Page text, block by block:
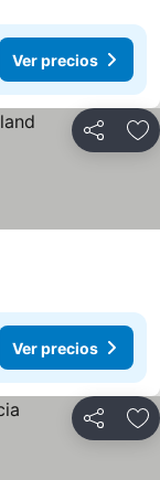
Ver precios
Compartir
Ver precios
Compartir